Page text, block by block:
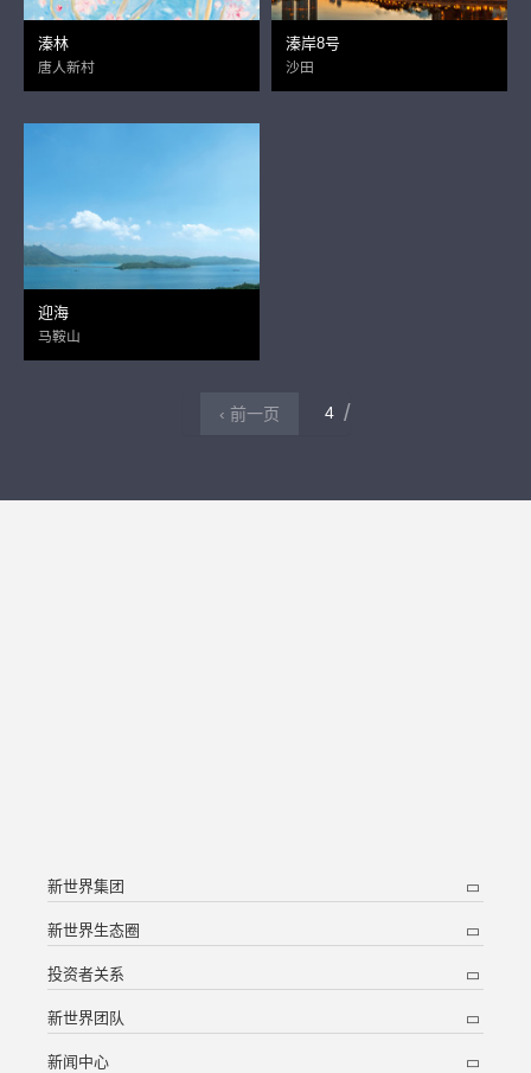
溱林
唐人新村
溱岸8号
沙田
迎海
马鞍山
‹ 前一页 4
新世界集团
新世界生态圈
投资者关系
新世界团队
新闻中心